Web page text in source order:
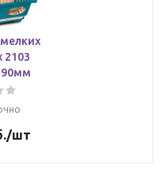
2103
/шт